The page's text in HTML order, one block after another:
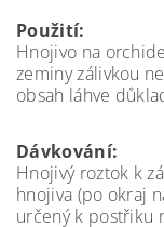
Použití:
Hnojivo na
zeminy zálivkou
obsah láhve
Dávkování:
Hnojivý roztok k
hnojiva (po okraj
určený k postřiku